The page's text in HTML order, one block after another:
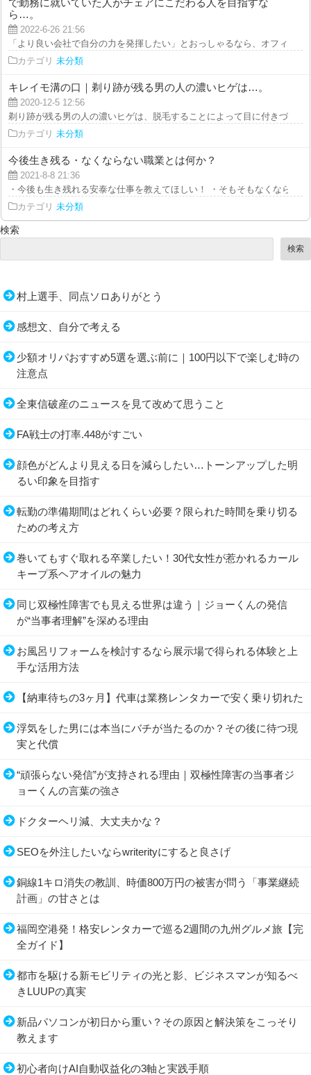
で勤務に就いていた人がチェアにこだわる人を目指すな
ら…。
2022-6-26 21:56
「より良い会社で自分の力を発揮したい」とおっしゃるなら、オフィスチ
カテゴリ 未分類
キレイモ溝の口｜剃り跡が残る男の人の濃いヒゲは…。
2020-12-5 12:56
剃り跡が残る男の人の濃いヒゲは、脱毛することによって目に付きづらく
カテゴリ 未分類
今後生き残る・なくならない職業とは何か？
2021-8-8 21:36
・今後も生き残れる安泰な仕事を教えてほしい！ ・そもそもなくならな
カテゴリ 未分類
検索
検索
村上選手、同点ソロありがとう
感想文、自分で考える
少額オリパおすすめ5選を選ぶ前に｜100円以下で楽しむ時の
注意点
全東信破産のニュースを見て改めて思うこと
FA戦士の打率.448がすごい
顔色がどんより見える日を減らしたい…トーンアップした明
るい印象を目指す
転勤の準備期間はどれくらい必要？限られた時間を乗り切る
ための考え方
巻いてもすぐ取れる卒業したい！30代女性が惹かれるカール
キープ系ヘアオイルの魅力
同じ双極性障害でも見える世界は違う｜ジョーくんの発信
が“当事者理解”を深める理由
お風呂リフォームを検討するなら展示場で得られる体験と上
手な活用方法
【納車待ちの3ヶ月】代車は業務レンタカーで安く乗り切れた
浮気をした男には本当にバチが当たるのか？その後に待つ現
実と代償
“頑張らない発信”が支持される理由｜双極性障害の当事者ジ
ョーくんの言葉の強さ
ドクターヘリ減、大丈夫かな？
SEOを外注したいならwriterityにすると良さげ
銅線1キロ消失の教訓、時価800万円の被害が問う「事業継続
計画」の甘さとは
福岡空港発！格安レンタカーで巡る2週間の九州グルメ旅【完
全ガイド】
都市を駆ける新モビリティの光と影、ビジネスマンが知るべ
きLUUPの真実
新品パソコンが初日から重い？その原因と解決策をこっそり
教えます
初心者向けAI自動収益化の3軸と実践手順